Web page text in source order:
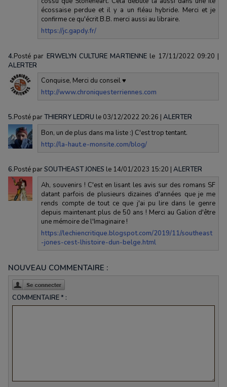
écossaise perdue et il y a un fléau hybride. Merci et je
confirme ce qu'écrit B.B. merci aussi au libraire.
https://jc.gapdy.fr/
4.Posté par ERWELYN CULTURE MARTIENNE le 17/11/2022 09:20 |
ALERTER
Conquise, Merci du conseil ♥
http://www.chroniquesterriennes.com
5.Posté parTHIERRY LEDRU le 03/12/2022 20:26 ALERTER
Bon, un de plus dans ma liste :) C'est trop tentant.
http://la-haut.e-monsite.com/blog/
6.Posté parSOUTHEAST JONES le 14/01/2023 15:20 | ALERTER
Ah, souvenirs ! C'est en lisant les avis sur des romans SF
datant parfois de plusieurs dizaines d'années que je me
rends compte de tout ce que j'ai pu lire dans le genre
depuis maintenant plus de 50 ans ! Merci au Galion d'être
une mémoire de l'Imaginaire !
https://lechiencritique.blogspot.com/2019/11/southeast
-jones-cest-lhistoire-dun-belge.html
NOUVEAU COMMENTAIRE :
COMMENTAIRE * :